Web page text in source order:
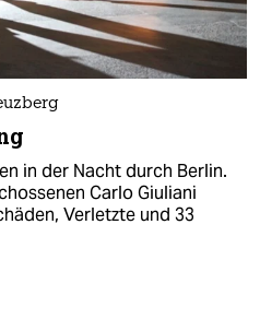
in der Nacht durch Berlin.
Carlo Giuliani
Verletzte und 33